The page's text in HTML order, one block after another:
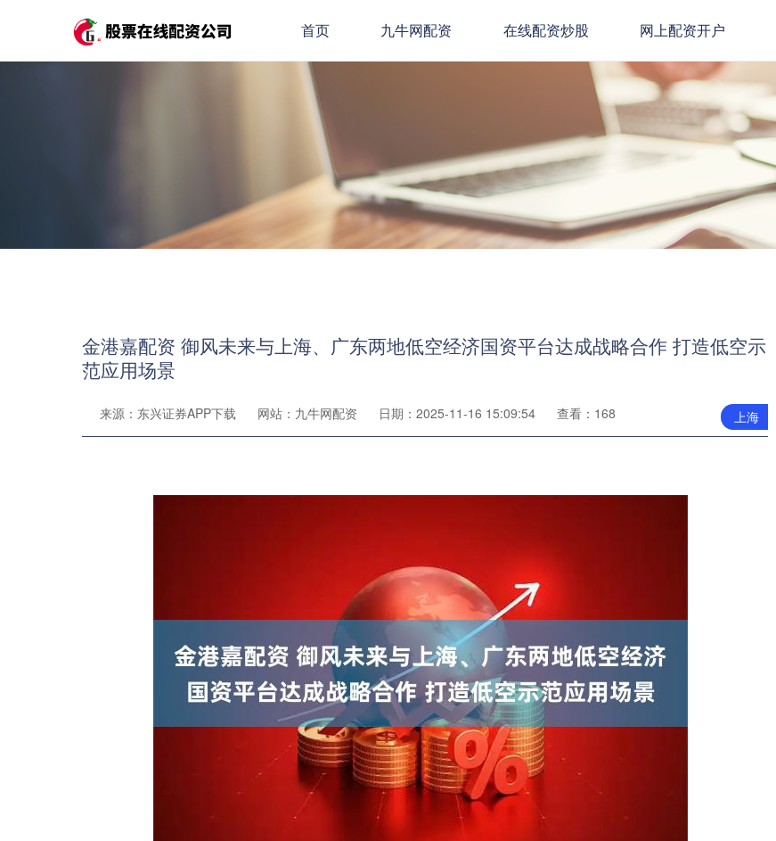
首页 九牛网配资 在线配资炒股 网上配资开户
金港嘉配资 御风未来与上海、广东两地低空经济国资平台达成战略合作 打造低空示
范应用场景
上海
来源：东兴证券APP下载 网站：九牛网配资 日期：2025-11-16 15:09:54 查看：168